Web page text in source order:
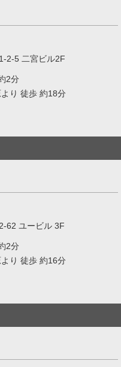
2-5 二宮ビル2F
2分
り 徒歩 約18分
62 ユービル 3F
2分
り 徒歩 約16分